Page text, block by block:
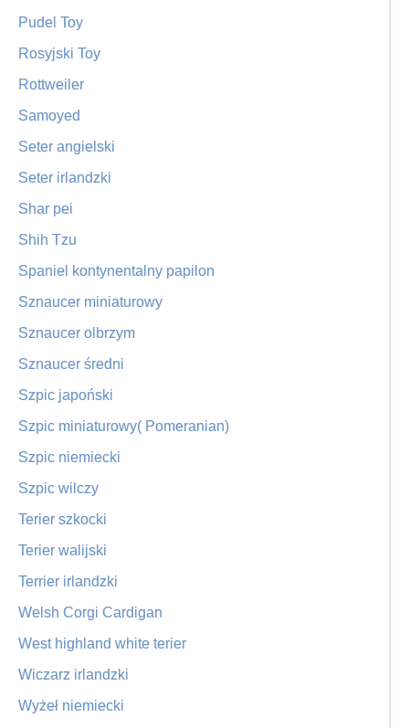
Pudel Toy
Rosyjski Toy
Rottweiler
Samoyed
Seter angielski
Seter irlandzki
Shar pei
Shih Tzu
Spaniel kontynentalny papilon
Sznaucer miniaturowy
Sznaucer olbrzym
Sznaucer średni
Szpic japoński
Szpic miniaturowy( Pomeranian)
Szpic niemiecki
Szpic wilczy
Terier szkocki
Terier walijski
Terrier irlandzki
Welsh Corgi Cardigan
West highland white terier
Wiczarz irlandzki
Wyżeł niemiecki